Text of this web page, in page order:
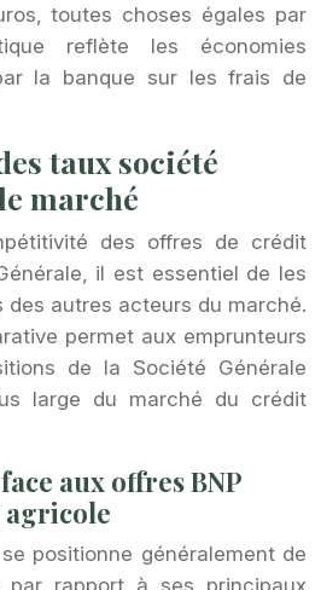
toutes choses égales par
reflète les économies
la banque sur les frais de
taux société
marché
des offres de crédit
il est essentiel de les
des autres acteurs du marché.
permet aux emprunteurs
de la Société Générale
large du marché du crédit
aux offres BNP
agricole
positionne généralement de
par rapport à ses principaux